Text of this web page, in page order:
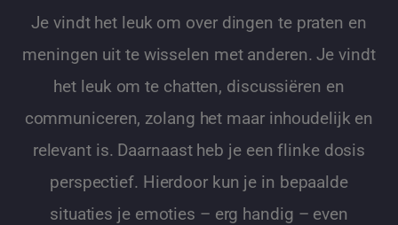
Je vindt het leuk om over dingen te praten en
meningen uit te wisselen met anderen. Je vindt
het leuk om te chatten, discussiëren en
communiceren, zolang het maar inhoudelijk en
relevant is. Daarnaast heb je een flinke dosis
perspectief. Hierdoor kun je in bepaalde
situaties je emoties – erg handig – even